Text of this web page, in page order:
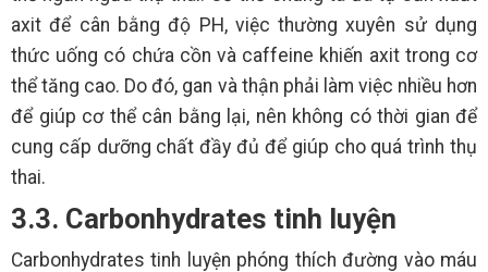
axit để cân bằng độ PH, việc thường xuyên sử dụng
thức uống có chứa cồn và caffeine khiến axit trong cơ
thể tăng cao. Do đó, gan và thận phải làm việc nhiều hơn
để giúp cơ thể cân bằng lại, nên không có thời gian để
cung cấp dưỡng chất đầy đủ để giúp cho quá trình thụ
thai.
3.3. Carbonhydrates tinh luyện
Carbonhydrates tinh luyện phóng thích đường vào máu